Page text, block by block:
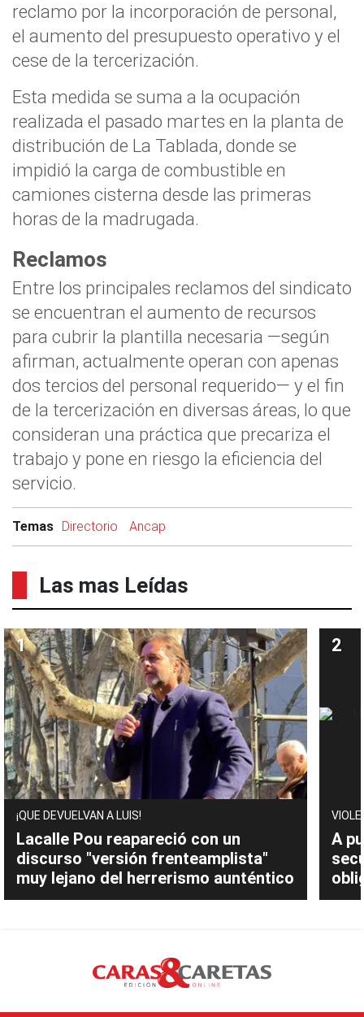
reclamo por la incorporación de personal,
el aumento del presupuesto operativo y el
cese de la tercerización.
Esta medida se suma a la ocupación
realizada el pasado martes en la planta de
distribución de La Tablada, donde se
impidió la carga de combustible en
camiones cisterna desde las primeras
horas de la madrugada.
Reclamos
Entre los principales reclamos del sindicato
se encuentran el aumento de recursos
para cubrir la plantilla necesaria —según
afirman, actualmente operan con apenas
dos tercios del personal requerido— y el fin
de la tercerización en diversas áreas, lo que
consideran una práctica que precariza el
trabajo y pone en riesgo la eficiencia del
servicio.
Temas Directorio Ancap
Las mas Leídas
¡QUE DEVUELVAN A LUIS!
Lacalle Pou reapareció con un
discurso "versión frenteamplista"
muy lejano del herrerismo aunténtico
A